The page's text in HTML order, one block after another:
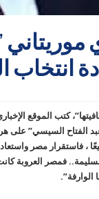
موريتاني
كتب الموقع
الفتاح السيسي”
، فاستقرار مصر
فمصر العروبة
الوارفة”.